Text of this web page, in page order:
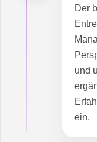
Der
und
ein.